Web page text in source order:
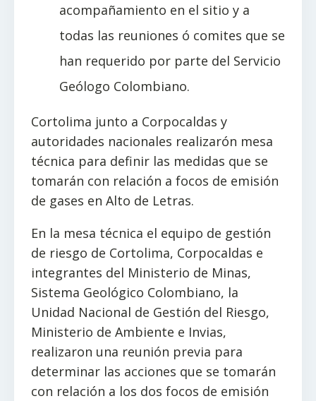
acompañamiento en el sitio y a
todas las reuniones ó comites que se
han requerido por parte del Servicio
Geólogo Colombiano.
Cortolima junto a Corpocaldas y
autoridades nacionales realizarón mesa
técnica para definir las medidas que se
tomarán con relación a focos de emisión
de gases en Alto de Letras.
En la mesa técnica el equipo de gestión
de riesgo de Cortolima, Corpocaldas e
integrantes del Ministerio de Minas,
Sistema Geológico Colombiano, la
Unidad Nacional de Gestión del Riesgo,
Ministerio de Ambiente e Invias,
realizaron una reunión previa para
determinar las acciones que se tomarán
con relación a los dos focos de emisión